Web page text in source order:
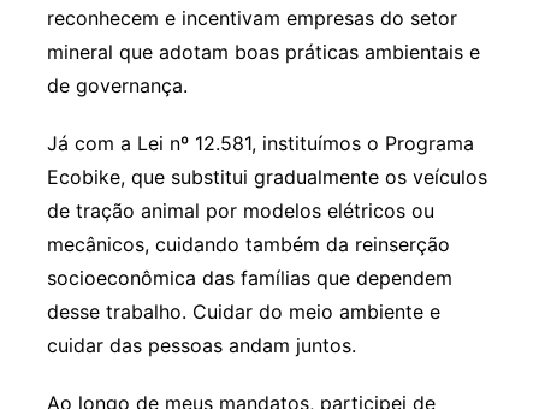
reconhecem e incentivam empresas do setor
mineral que adotam boas práticas ambientais e
de governança.
Já com a Lei nº 12.581, instituímos o Programa
Ecobike, que substitui gradualmente os veículos
de tração animal por modelos elétricos ou
mecânicos, cuidando também da reinserção
socioeconômica das famílias que dependem
desse trabalho. Cuidar do meio ambiente e
cuidar das pessoas andam juntos.
Ao longo de meus mandatos, participei de